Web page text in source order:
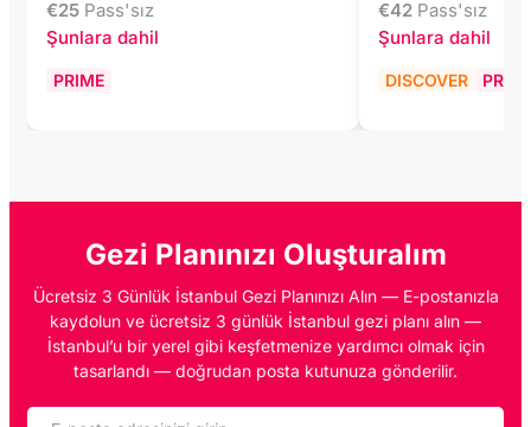
€25 Pass'sız
Şunlara dahil
PRIME
€42 Pass'sız
Şunlara dahil
DISCOVER
Gezi Planınızı Oluşturalım
Ücretsiz 3 Günlük İstanbul Gezi Planınızı Alın — E-postanızla
kaydolun ve ücretsiz 3 günlük İstanbul gezi planı alın —
İstanbul’u bir yerel gibi keşfetmenize yardımcı olmak için
tasarlandı — doğrudan posta kutunuza gönderilir.